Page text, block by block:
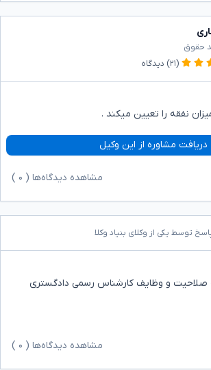
حقوق
(۲۱) دیدگاه
نفقه را تعیین میکند .
دریافت مشاوره از این وکیل
مشاهده دیدگاه‌ها ( ۰
توسط یکی از وکلای بنیاد وکلا
صلاحیت و وظایف کارشناس رسمی دادگستری
مشاهده دیدگاه‌ها ( ۰